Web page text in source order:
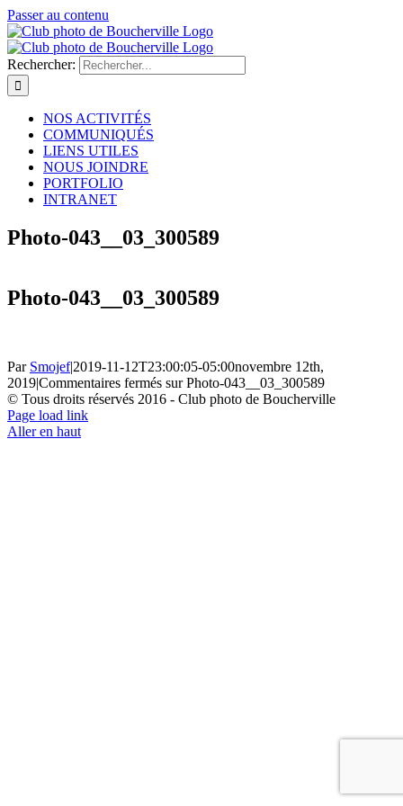
Passer au contenu
Rechercher:
NOS ACTIVITÉS
COMMUNIQUÉS
LIENS UTILES
NOUS JOINDRE
PORTFOLIO
INTRANET
Photo-043__03_300589
Photo-043__03_300589
Par Smojef|2019-11-12T23:00:05-05:00novembre 12th,
2019|Commentaires fermés sur Photo-043__03_300589
© Tous droits réservés 2016 - Club photo de Boucherville
Page load link
Aller en haut